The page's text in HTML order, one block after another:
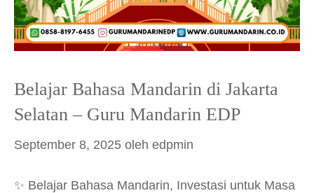
Belajar Bahasa Mandarin di Jakarta
Selatan – Guru Mandarin EDP
September 8, 2025 oleh edpmin
✨ Belajar Bahasa Mandarin, Investasi untuk Masa